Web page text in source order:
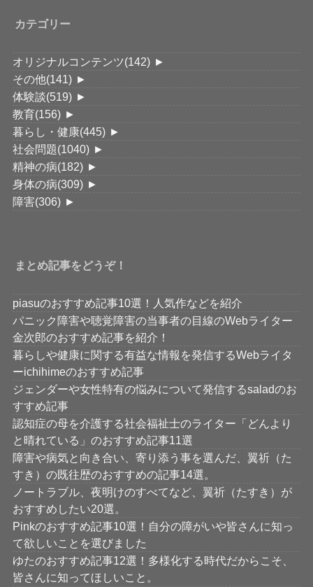
カテゴリー
オリジナルコンテンツ(142) ►
その他(141) ►
体験談(519) ►
教育(156) ►
暮らし・健康(445) ►
社会問題(1040) ►
精神の病(182) ►
身体の病(309) ►
障害(306) ►
まとめ記事をどうぞ！
piasuのおすすめ記事10選！人気作などを紹介
パニック障害や聴覚障害の当事者の目線のWebライター
金次郎のおすすめ記事を紹介！
暮らしや健康に関する有益な情報を発信するWebライタ
ーichihimeのおすすめ記事
ジェンダーや女性特有の悩みについて発信するsaladのお
すすめ記事
認知症の母を介護する社会福祉士のライター「どんより
と晴れている」のおすすめ記事11選
障害や病気と向き合い、寄り添う事を選んだ、翼祈（た
すき）の既往歴のおすすめの記事14選。
ノートラブル、夜明けのすべてなど、翼祈（たすき）が
おすすめしたい20選。
Pinkのおすすめ記事10選！自分の障がいや皆さんに知っ
て欲しいことを選びました
ゆたのおすすめ記事12選！多様化する時代だからこそ、
皆さんに知ってほしいこと。